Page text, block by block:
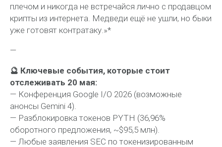
плечом и никогда не встречайся лично с продавцом
крипты из интернета. Медведи ещё не ушли, но быки
уже готовят контратаку.»*
—
🔮 Ключевые события, которые стоит
отслеживать 20 мая:
— Конференция Google I/O 2026 (возможные
анонсы Gemini 4).
— Разблокировка токенов PYTH (36,96%
оборотного предложения, ~$95,5 млн).
— Любые заявления SEC по токенизированным